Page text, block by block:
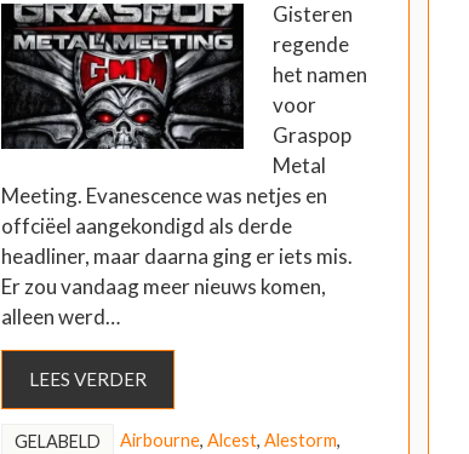
Gisteren
regende
het namen
voor
Graspop
Metal
Meeting. Evanescence was netjes en
offciëel aangekondigd als derde
headliner, maar daarna ging er iets mis.
Er zou vandaag meer nieuws komen,
alleen werd…
LEES VERDER
GELABELD Airbourne, Alcest, Alestorm,